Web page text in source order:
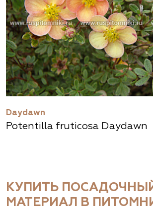
Daydawn
Potentilla fruticosa Daydawn
КУПИТЬ
МАТЕРИАЛ В